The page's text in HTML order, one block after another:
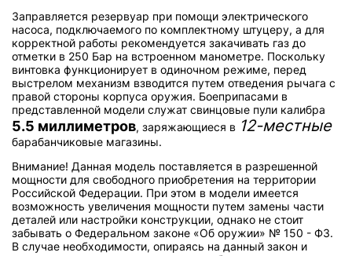
Заправляется резервуар при помощи электрического
насоса, подключаемого по комплектному штуцеру, а для
корректной работы рекомендуется закачивать газ до
отметки в 250 Бар на встроенном манометре. Поскольку
винтовка функционирует в одиночном режиме, перед
выстрелом механизм взводится путем отведения рычага с
правой стороны корпуса оружия. Боеприпасами в
представленной модели служат свинцовые пули калибра
5.5 миллиметров, заряжающиеся в 12-местные
барабанчиковые магазины.
Внимание! Данная модель поставляется в разрешенной
мощности для свободного приобретения на территории
Российской Федерации. При этом в модели имеется
возможность увеличения мощности путем замены части
деталей или настройки конструкции, однако не стоит
забывать о Федеральном законе «Об оружии» № 150 - ФЗ.
В случае необходимости, опираясь на данный закон и